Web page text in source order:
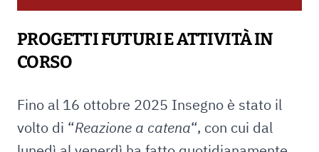
PROGETTI FUTURI E ATTIVITÀ IN
CORSO
Fino al 16 ottobre 2025 Insegno è stato il
volto di “Reazione a catena“, con cui dal